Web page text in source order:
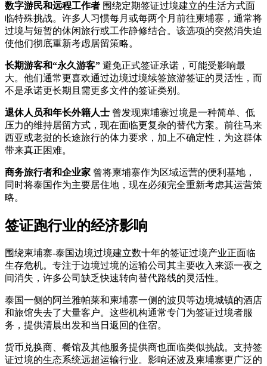
数字游民和远程工作者 围绕定期签证过境建立的生活方式面
临特殊挑战。许多人习惯每月或每两个月前往柬埔寨，通常将
过境与短暂的休闲旅行或工作静修结合。该选项的突然消失迫
使他们彻底重新考虑居留策略。
长期游客和“永久游客” 避免正式签证承诺，可能受影响最
大。他们通常更喜欢通过边境过境续签旅游签证的灵活性，而
不是承诺更长期且需更多文件的签证类别。
退休人员和年长外籍人士 曾发现柬埔寨过境是一种简单、低
压力的维持居留方式，现在面临更复杂的替代方案。前往马来
西亚或老挝的长途旅行的体力要求，加上不确定性，为这群体
带来真正困难。
商务旅行者和企业家 曾将柬埔寨作为区域运营的便利基地，
同时将泰国作为主要居住地，现在必须完全重新考虑其运营策
略。
签证跑行业的经济影响
围绕柬埔寨-泰国边境过境建立数十年的签证过境产业正面临
生存危机。专注于边境过境的运输公司其主要收入来源一夜之
间消失，许多公司缺乏快速转向替代路线的灵活性。
泰国一侧的阿兰雅帕莱和柬埔寨一侧的波贝等边境城镇的酒店
和旅馆失去了大量客户。这些机构通常专门为签证过境者服
务，提供清晨出发和当日返回的住宿。
货币兑换商、餐馆及其他服务提供商也面临类似挑战。支持签
证过境的生态系统远超运输行业。影响还波及柬埔寨更广泛的